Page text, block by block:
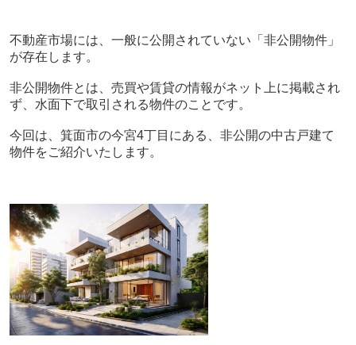
不動産市場には、一般に公開されていない「非公開物件」
が存在します。
非公開物件とは、売買や賃貸の情報がネット上に掲載され
ず、水面下で取引される物件のことです。
今回は、箕面市の今宮4丁目にある、非公開の中古戸建て
物件をご紹介いたします。